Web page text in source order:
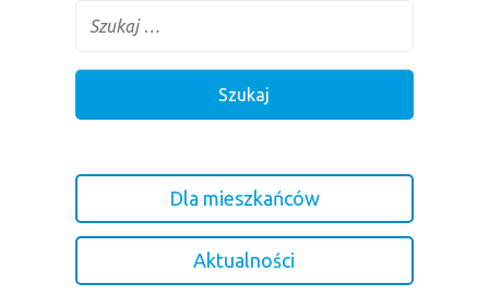
Dla mieszkańców
Aktualności